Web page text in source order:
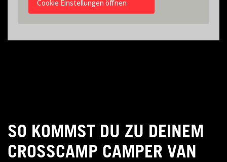
Cookie Einstellungen öffnen
SO KOMMST DU ZU DEINEM
CROSSCAMP CAMPER VAN